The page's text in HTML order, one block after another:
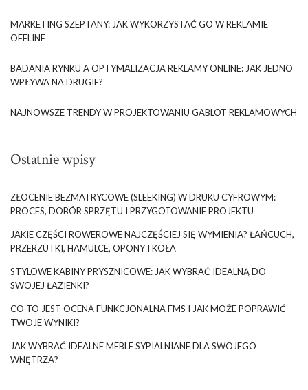
MARKETING SZEPTANY: JAK WYKORZYSTAĆ GO W REKLAMIE
OFFLINE
BADANIA RYNKU A OPTYMALIZACJA REKLAMY ONLINE: JAK JEDNO
WPŁYWA NA DRUGIE?
NAJNOWSZE TRENDY W PROJEKTOWANIU GABLOT REKLAMOWYCH
Ostatnie wpisy
ZŁOCENIE BEZMATRYCOWE (SLEEKING) W DRUKU CYFROWYM:
PROCES, DOBÓR SPRZĘTU I PRZYGOTOWANIE PROJEKTU
JAKIE CZĘŚCI ROWEROWE NAJCZĘŚCIEJ SIĘ WYMIENIA? ŁAŃCUCH,
PRZERZUTKI, HAMULCE, OPONY I KOŁA
STYLOWE KABINY PRYSZNICOWE: JAK WYBRAĆ IDEALNĄ DO
SWOJEJ ŁAZIENKI?
CO TO JEST OCENA FUNKCJONALNA FMS I JAK MOŻE POPRAWIĆ
TWOJE WYNIKI?
JAK WYBRAĆ IDEALNE MEBLE SYPIALNIANE DLA SWOJEGO
WNĘTRZA?